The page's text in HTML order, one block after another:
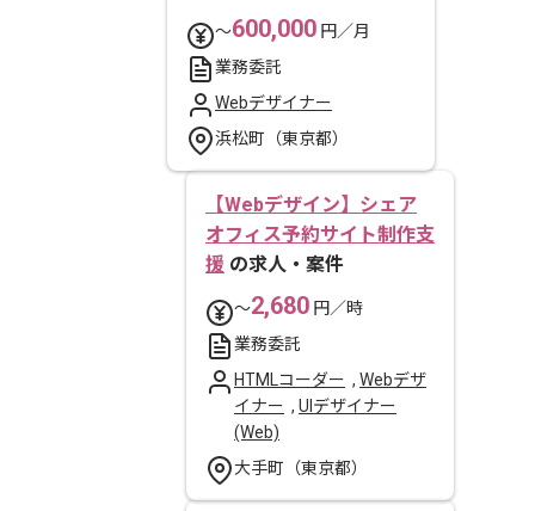
〜600,000 円／月
業務委託
Webデザイナー
浜松町（東京都）
【Webデザイン】シェア
オフィス予約サイト制作支
援 の求人・案件
〜2,680 円／時
業務委託
HTMLコーダー , Webデザ
イナー , UIデザイナー
(Web)
大手町（東京都）